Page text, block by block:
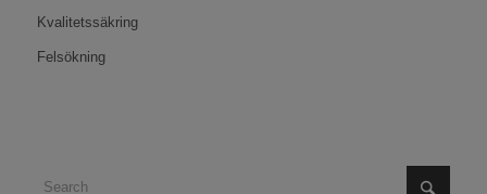
Kvalitetssäkring
Felsökning